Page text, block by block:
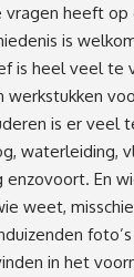
vragen heeft
is
is heel veel te
werkstukken
is er veel
waterleiding,
enzovoort. En
weet,
in het